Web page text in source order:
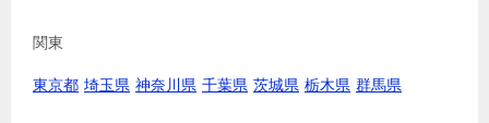
関東
東京都 埼玉県 神奈川県 千葉県 茨城県 栃木県 群馬県